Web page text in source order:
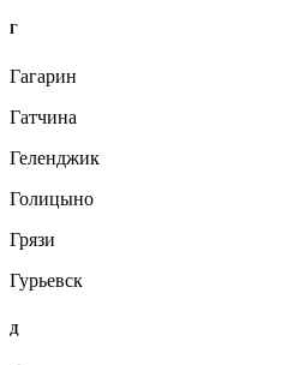
Г
Гагарин
Гатчина
Геленджик
Голицыно
Грязи
Гурьевск
Д